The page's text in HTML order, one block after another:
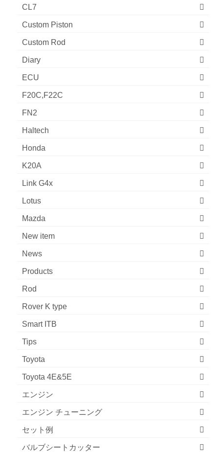
CL7
Custom Piston
Custom Rod
Diary
ECU
F20C,F22C
FN2
Haltech
Honda
K20A
Link G4x
Lotus
Mazda
New item
News
Products
Rod
Rover K type
Smart ITB
Tips
Toyota
Toyota 4E&5E
エンジン
エンジン チューニング
セット例
バルブシートカッター